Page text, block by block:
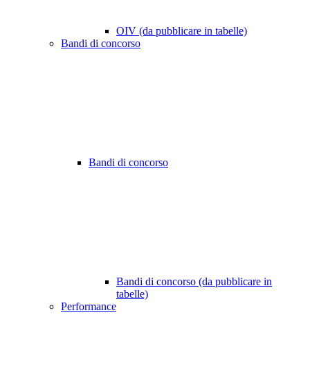
OIV (da pubblicare in tabelle)
Bandi di concorso
Bandi di concorso
Bandi di concorso (da pubblicare in
tabelle)
Performance